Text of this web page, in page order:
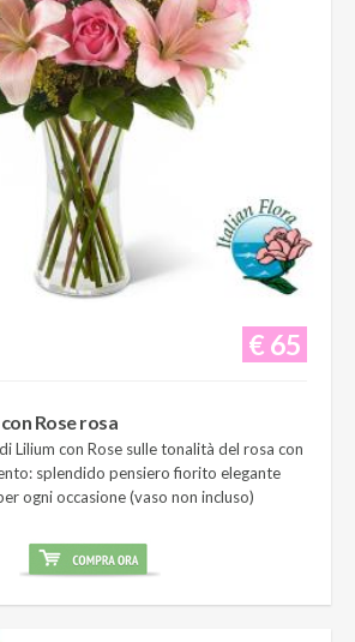
€ 65
Rose rosa
Lilium con Rose sulle tonalità del rosa con
splendido pensiero fiorito elegante
ogni occasione (vaso non incluso)